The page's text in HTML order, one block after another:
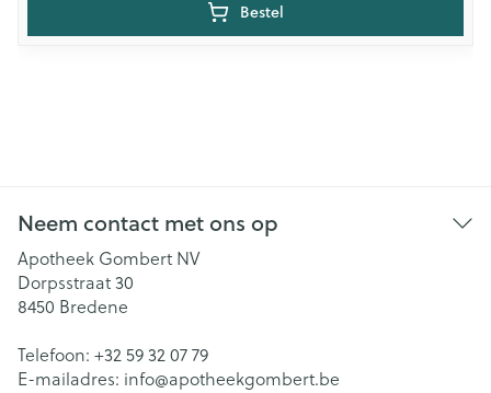
Bestel
Neem contact met ons op
Apotheek Gombert NV
Dorpsstraat 30
8450 Bredene
Telefoon: +32 59 32 07 79
E-mailadres: info@apotheekgombert.be